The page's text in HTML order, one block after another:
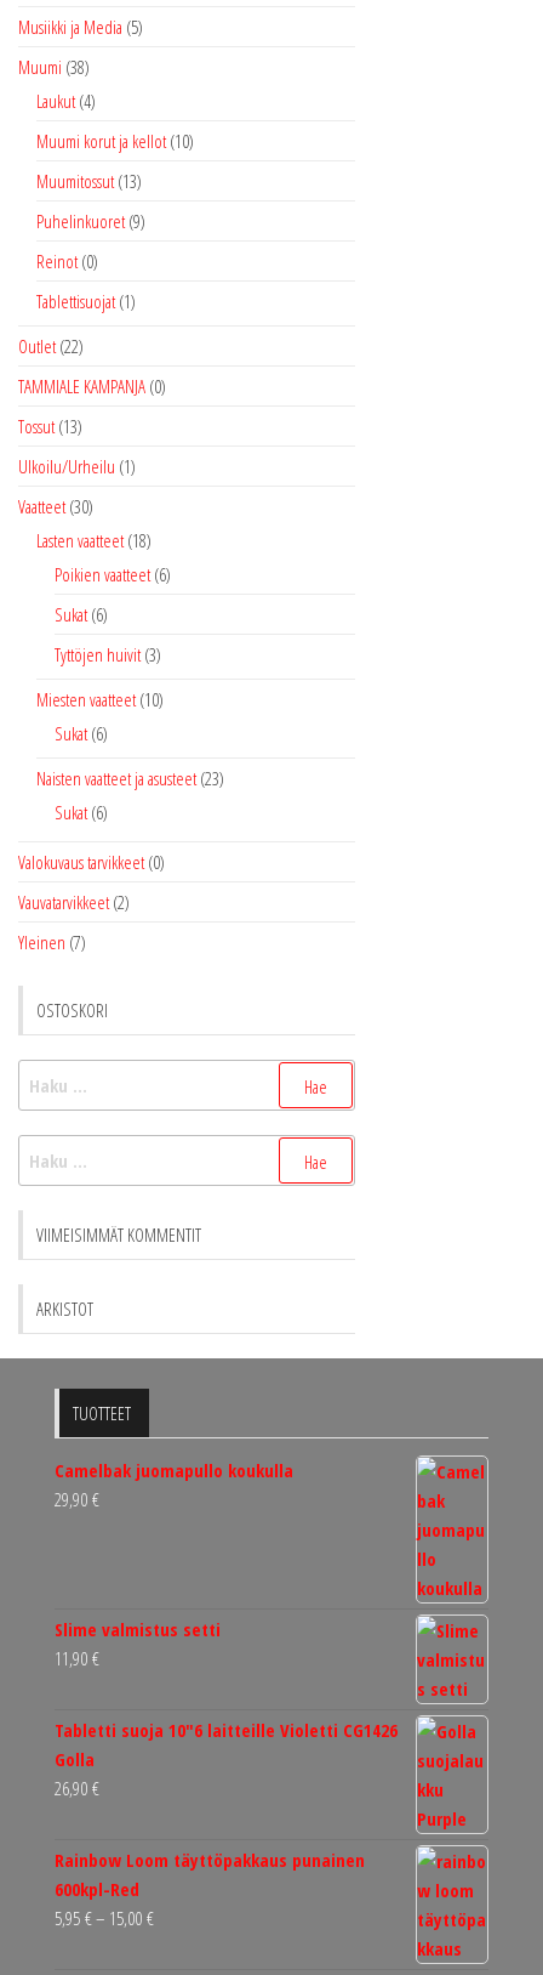
Musiikki ja Media (5)
Muumi (38)
Laukut (4)
Muumi korut ja kellot (10)
Muumitossut (13)
Puhelinkuoret (9)
Reinot (0)
Tablettisuojat (1)
Outlet (22)
TAMMIALE KAMPANJA (0)
Tossut (13)
Ulkoilu/Urheilu (1)
Vaatteet (30)
Lasten vaatteet (18)
Poikien vaatteet (6)
Sukat (6)
Tyttöjen huivit (3)
Miesten vaatteet (10)
Sukat (6)
Naisten vaatteet ja asusteet (23)
Sukat (6)
Valokuvaus tarvikkeet (0)
Vauvatarvikkeet (2)
Yleinen (7)
OSTOSKORI
VIIMEISIMMÄT KOMMENTIT
ARKISTOT
TUOTTEET
Camelbak juomapullo koukulla
29,90 €
Slime valmistus setti
11,90 €
Tabletti suoja 10"6 laitteille Violetti CG1426
Golla
26,90 €
Rainbow Loom täyttöpakkaus punainen
600kpl-Red
5,95 €– 15,00 €Hintaluokka: